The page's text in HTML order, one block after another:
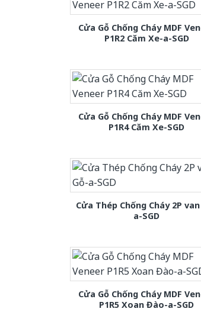
Cửa Gỗ Chống Cháy MDF
P1R2 Căm Xe-a-SGD
Cửa Gỗ Chống Cháy MDF
P1R4 Căm Xe-SGD
Cửa Thép Chống Cháy 2P
a-SGD
Cửa Gỗ Chống Cháy MDF
P1R5 Xoan Đào-a-SGD